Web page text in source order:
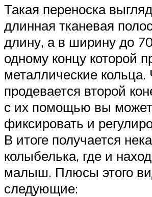
Такая переноска
длинная тканевая
длину, а в ширину до
одному концу которой
металлические кольца.
продевается второй
с их помощью вы
фиксировать и
В итоге получается
колыбелька, где и
малыш. Плюсы этого
следующие: